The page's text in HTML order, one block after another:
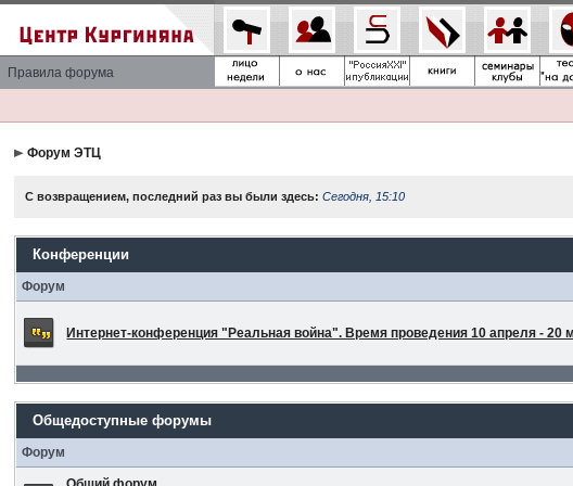
Правила форума
Форум ЭТЦ
С возвращением, последний раз вы были здесь:Сегодня, 15:10
Конференции
Форум
Интернет-конференция "Реальная война". Время проведения 10 апреля - 20
Общедоступные форумы
Форум